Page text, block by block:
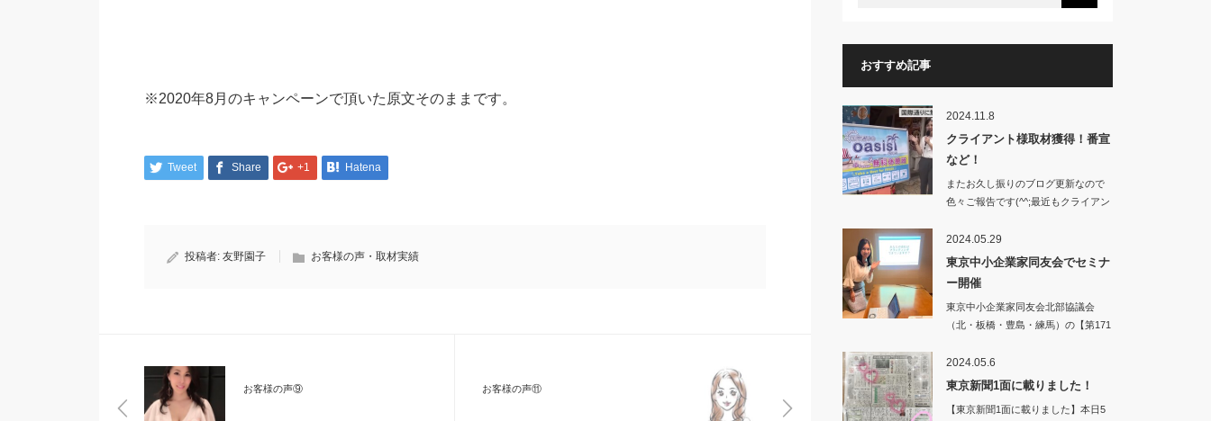
※2020年8月のキャンペーンで頂いた原文そのままです。
Tweet Share +1 Hatena
投稿者: 友野園子 お客様の声・取材実績
お客様の声⑨ お客様の声⑪
おすすめ記事
2024.11.8
クライアント様取材獲得！番宣
など！
またお久し振りのブログ更新なので
色々ご報告です(^^;最近もクライアン
2024.05.29
東京中小企業家同友会でセミナ
ー開催
東京中小企業家同友会北部協議会
（北・板橋・豊島・練馬）の【第171
2024.05.6
東京新聞1面に載りました！
【東京新聞1面に載りました】本日5